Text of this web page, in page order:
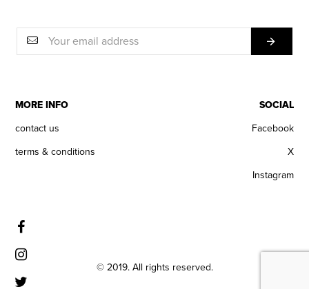
MORE INFO
contact us
terms & conditions
SOCIAL
Facebook
X
Instagram
© 2019. All rights reserved.